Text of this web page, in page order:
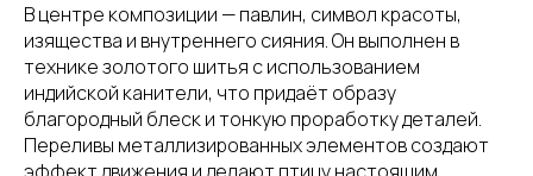
В центре композиции — павлин, символ красоты,
изящества и внутреннего сияния. Он выполнен в
технике золотого шитья с использованием
индийской канители, что придаёт образу
благородный блеск и тонкую проработку деталей.
Переливы металлизированных элементов создают